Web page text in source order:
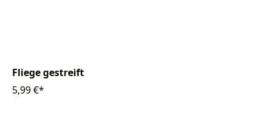
Fliege gestreift
5,99 €*